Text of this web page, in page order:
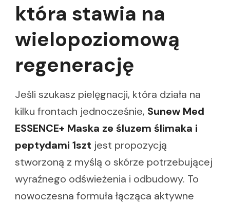
która stawia na
wielopoziomową
regenerację
Jeśli szukasz pielęgnacji, która działa na
kilku frontach jednocześnie, Sunew Med
ESSENCE+ Maska ze śluzem ślimaka i
peptydami 1szt jest propozycją
stworzoną z myślą o skórze potrzebującej
wyraźnego odświeżenia i odbudowy. To
nowoczesna formuła łącząca aktywne